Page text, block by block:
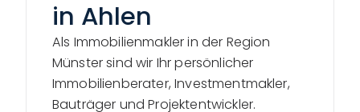
in Ahlen
Als Immobilienmakler in der Region
Münster sind wir Ihr persönlicher
Immobilienberater, Investmentmakler,
Bauträger und Projektentwickler.